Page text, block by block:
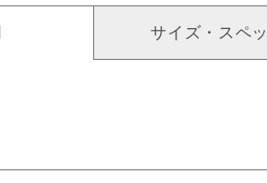
サイズ・スペ